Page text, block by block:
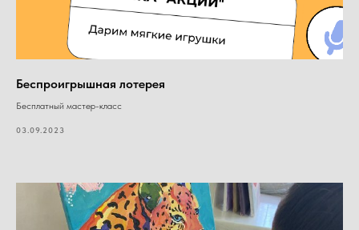
Беспроигрышная лотерея
Бесплатный мастер-класс
03.09.2023